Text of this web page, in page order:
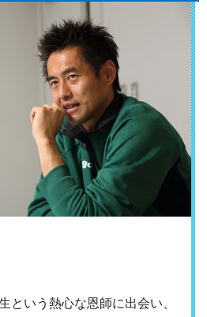
という熱心な恩師に出会い、